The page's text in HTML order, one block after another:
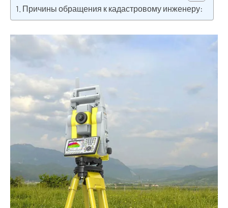
Причины обращения к кадастровому инженеру: